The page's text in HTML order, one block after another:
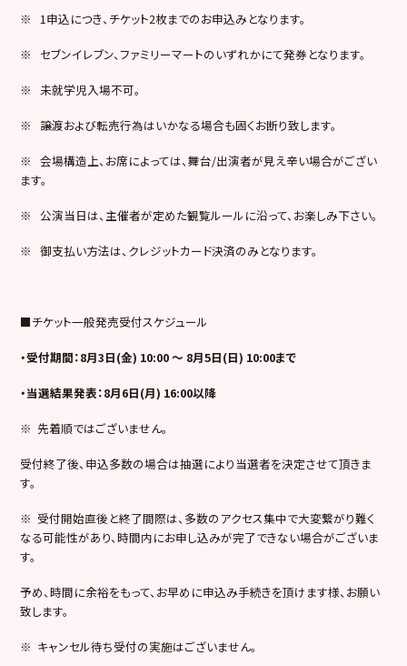
※ 1申込につき、チケット2枚までのお申込みとなります。
※ セブンイレブン、ファミリーマートのいずれかにて発券となります。
※ 未就学児入場不可。
※ 譲渡および転売行為はいかなる場合も固くお断り致します。
※ 会場構造上、お席によっては、舞台/出演者が見え辛い場合がござい
ます。
※ 公演当日は、主催者が定めた観覧ルールに沿って、お楽しみ下さい。
※ 御支払い方法は、クレジットカード決済のみとなります。
■チケット一般発売受付スケジュール
・受付期間：8月3日(金) 10:00 ～ 8月5日(日) 10:00まで
・当選結果発表：8月6日(月) 16:00以降
※ 先着順ではございません。
受付終了後、申込多数の場合は抽選により当選者を決定させて頂きま
す。
※ 受付開始直後と終了間際は、多数のアクセス集中で大変繋がり難く
なる可能性があり、時間内にお申し込みが完了できない場合がございま
す。
予め、時間に余裕をもって、お早めに申込み手続きを頂けます様、お願い
致します。
※ キャンセル待ち受付の実施はございません。